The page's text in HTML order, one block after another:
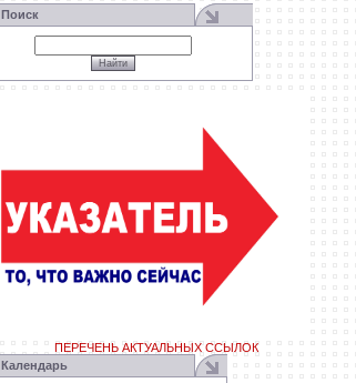
Поиск
ПЕРЕЧЕНЬ АКТУАЛЬНЫХ ССЫЛОК
Календарь